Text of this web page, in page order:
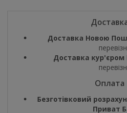
Доставка Новою
Доставка кур'єром
Оплата
Безготівковий
Приват